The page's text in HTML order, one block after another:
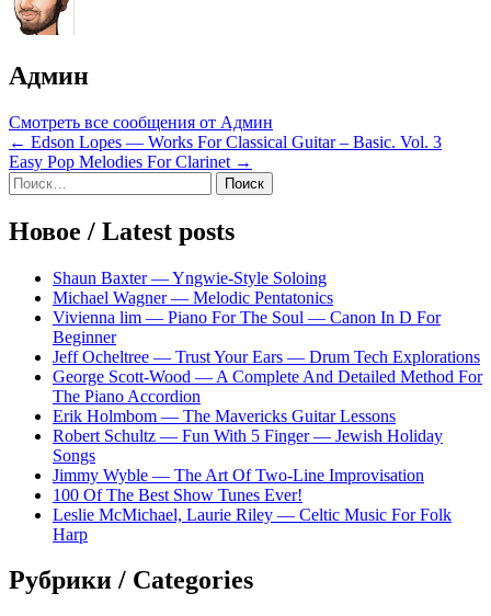
Админ
Смотреть все сообщения от Админ
Навигация
по
записям
← Edson Lopes — Works For Classical Guitar – Basic. Vol. 3
Easy Pop Melodies For Clarinet →
Sidebar
Найти:
Новое / Latest posts
Shaun Baxter — Yngwie-Style Soloing
Michael Wagner — Melodic Pentatonics
Vivienna lim — Piano For The Soul — Canon In D For
Beginner
Jeff Ocheltree — Trust Your Ears — Drum Tech Explorations
George Scott-Wood — A Complete And Detailed Method For
The Piano Accordion
Erik Holmbom — The Mavericks Guitar Lessons
Robert Schultz — Fun With 5 Finger — Jewish Holiday
Songs
Jimmy Wyble — The Art Of Two-Line Improvisation
100 Of The Best Show Tunes Ever!
Leslie McMichael, Laurie Riley — Celtic Music For Folk
Harp
Рубрики / Categories